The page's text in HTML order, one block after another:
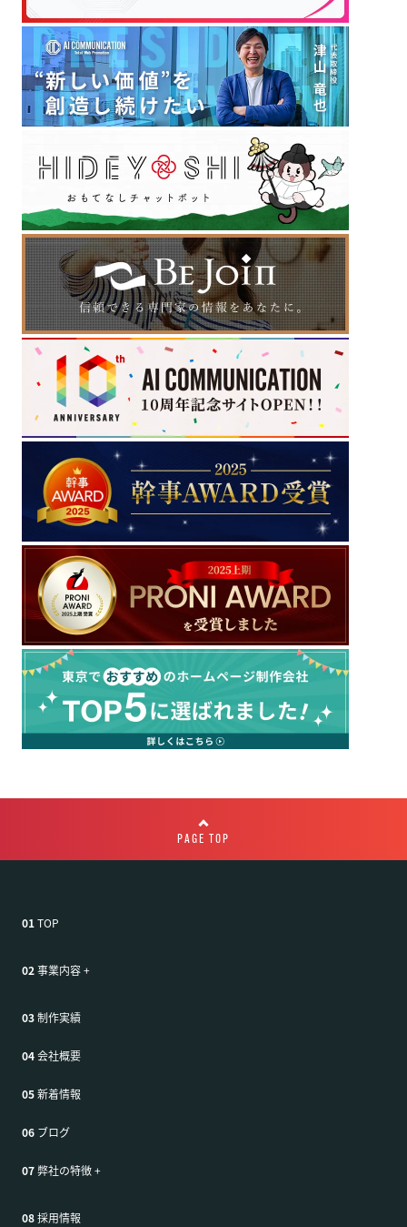
PAGE TOP
01TOP
02事業内容+
03制作実績
04会社概要
05新着情報
06 ブログ
07弊社の特徴+
08採用情報